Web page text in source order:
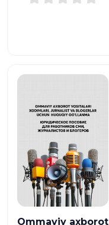
Ommaviy axborot